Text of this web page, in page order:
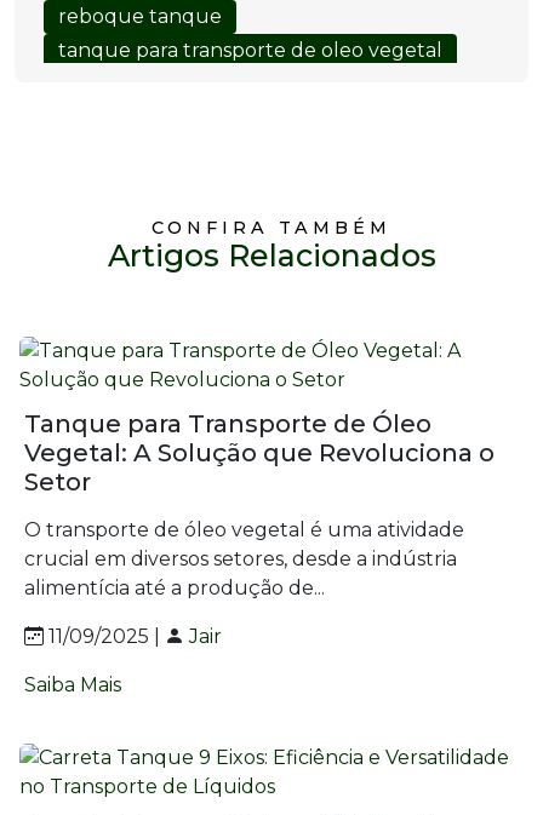
reboque tanque
tanque para transporte de oleo vegetal
CONFIRA TAMBÉM
Artigos Relacionados
Tanque para Transporte de Óleo
Vegetal: A Solução que Revoluciona o
Setor
O transporte de óleo vegetal é uma atividade
crucial em diversos setores, desde a indústria
alimentícia até a produção de...
11/09/2025 | Jair
Saiba Mais